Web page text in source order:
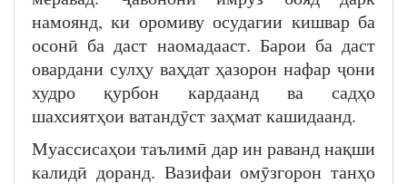
намоянд, ки оромиву осудагии кишвар ба
осонӣ ба даст наомадааст. Барои ба даст
овардани сулҳу ваҳдат ҳазорон нафар ҷони
худро қурбон кардаанд ва садҳо
шахсиятҳои ватандӯст заҳмат кашидаанд.
Муассисаҳои таълимӣ дар ин раванд нақши
калидӣ доранд. Вазифаи омӯзгорон танҳо